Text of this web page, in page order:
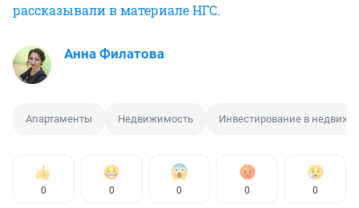
рассказывали в материале НГС.
Анна Филатова
Апартаменты Недвижимость Инвестирование в
0 0 0 0 0